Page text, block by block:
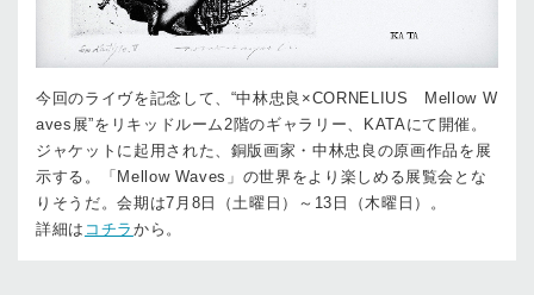
今回のライヴを記念して、“中林忠良×CORNELIUS Mellow W
aves展”をリキッドルーム2階のギャラリー、KATAにて開催。
ジャケットに起用された、銅版画家・中林忠良の原画作品を展
示する。「Mellow Waves」の世界をより楽しめる展覧会とな
りそうだ。会期は7月8日（土曜日）～13日（木曜日）。
詳細は コチラ から。